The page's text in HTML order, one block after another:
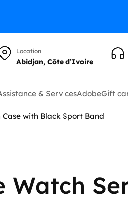
Location
Abidjan, Côte d’Ivoire
& ServicesAdobeGift
with Black Sport Band
Watch